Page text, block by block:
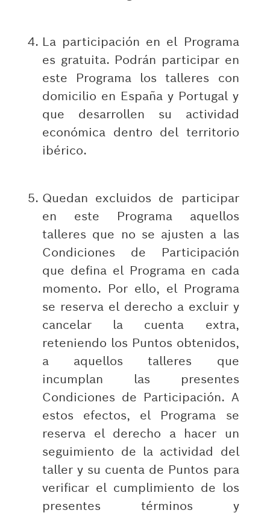
La participación en el Programa
es gratuita. Podrán participar en
este Programa los talleres con
domicilio en España y Portugal y
que desarrollen su actividad
económica dentro del territorio
ibérico.
Quedan excluidos de participar
en este Programa aquellos
talleres que no se ajusten a las
Condiciones de Participación
que defina el Programa en cada
momento. Por ello, el Programa
se reserva el derecho a excluir y
cancelar la cuenta extra,
reteniendo los Puntos obtenidos,
a aquellos talleres que
incumplan las presentes
Condiciones de Participación. A
estos efectos, el Programa se
reserva el derecho a hacer un
seguimiento de la actividad del
taller y su cuenta de Puntos para
verificar el cumplimiento de los
presentes términos y